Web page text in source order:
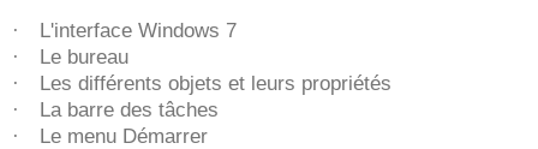
·
L'interface Windows 7
·
Le bureau
·
Les différents objets et leurs propriétés
·
La barre des tâches
·
Le menu Démarrer